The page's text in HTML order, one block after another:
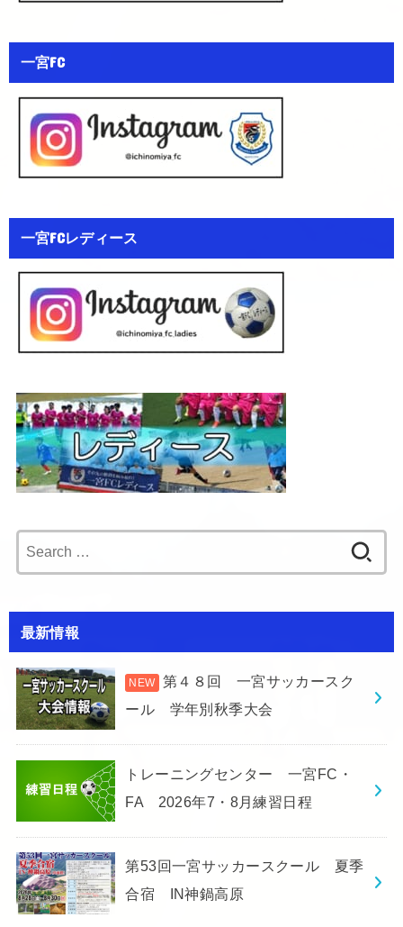
一宮FC
一宮FCレディース
for:
最新情報
第４８回 一宮サッカースク
ール 学年別秋季大会
トレーニングセンター 一宮FC・
FA 2026年7・8月練習日程
第53回一宮サッカースクール 夏季
合宿 IN神鍋高原